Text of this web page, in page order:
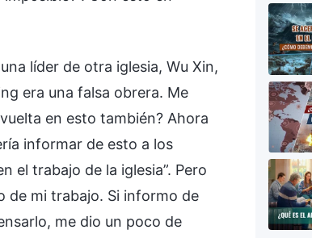
líder de otra iglesia, Wu Xin,
era una falsa obrera. Me
en esto también? Ahora
informar de esto a los
el trabajo de la iglesia”. Pero
de mi trabajo. Si informo de
me dio un poco de